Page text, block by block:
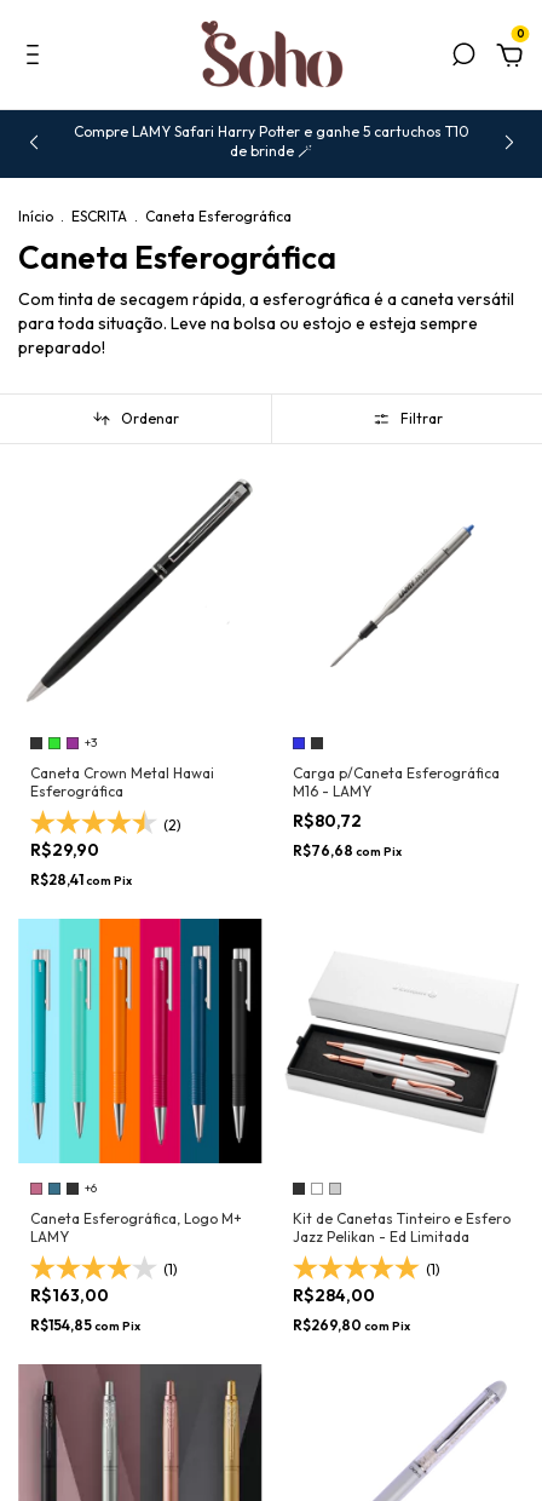
0
Compre LAMY Safari Harry Potter e ganhe 5 cartuchos T10
de brinde 🪄
Início . ESCRITA . Caneta Esferográfica
Caneta Esferográfica
Com tinta de secagem rápida, a esferográfica é a caneta versátil
para toda situação. Leve na bolsa ou estojo e esteja sempre
preparado!
Ordenar Filtrar
+3
Caneta Crown Metal Hawai
Esferográfica
(2)
R$29,90
R$28,41com Pix
Carga p/Caneta Esferográfica
M16 - LAMY
R$80,72
R$76,68 com Pix
+6
Caneta Esferográfica, Logo M+
LAMY
(1)
R$163,00
R$154,85com Pix
Kit de Canetas Tinteiro e Esfero
Jazz Pelikan - Ed Limitada
(1)
R$284,00
R$269,80 com Pix